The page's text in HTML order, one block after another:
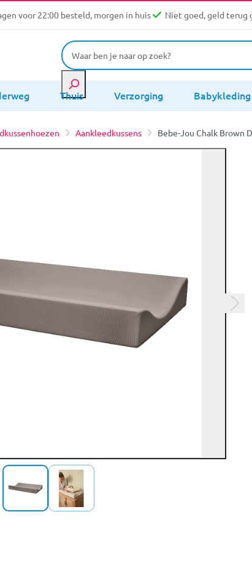
voor 22:00 besteld, morgen in huis Niet goed, geld terug
Thuis Verzorging Babykleding
Aankleedkussens Bebe-Jou Chalk Brown